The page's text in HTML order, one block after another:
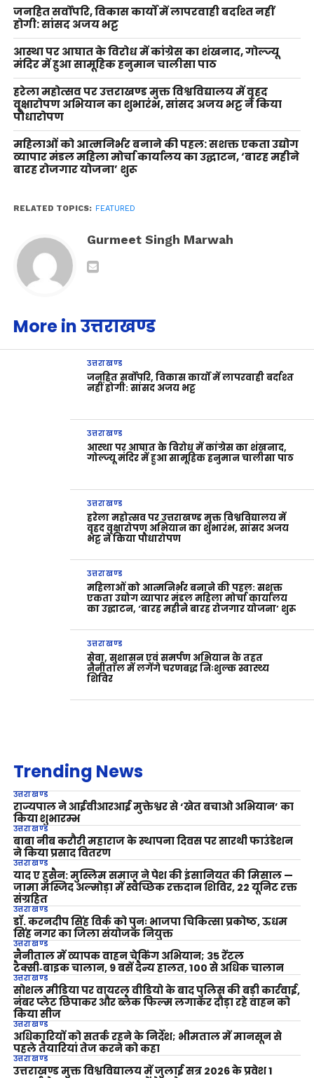
जनहित सर्वोपरि, विकास कार्यों में लापरवाही बर्दाश्त नहीं
होगी: सांसद अजय भट्ट
आस्था पर आघात के विरोध में कांग्रेस का शंखनाद, गोल्ज्यू
मंदिर में हुआ सामूहिक हनुमान चालीसा पाठ
हरेला महोत्सव पर उत्तराखण्ड मुक्त विश्वविद्यालय में वृहद
वृक्षारोपण अभियान का शुभारंभ, सांसद अजय भट्ट ने किया
पौधारोपण
महिलाओं को आत्मनिर्भर बनाने की पहल: सशक्त एकता उद्योग
व्यापार मंडल महिला मोर्चा कार्यालय का उद्घाटन, ‘बारह महीने
बारह रोजगार योजना’ शुरू
RELATED TOPICS: FEATURED
Gurmeet Singh Marwah
More in उत्तराखण्ड
उत्तराखण्ड
जनहित सर्वोपरि, विकास कार्यों में लापरवाही बर्दाश्त
नहीं होगी: सांसद अजय भट्ट
उत्तराखण्ड
आस्था पर आघात के विरोध में कांग्रेस का शंखनाद,
गोल्ज्यू मंदिर में हुआ सामूहिक हनुमान चालीसा पाठ
उत्तराखण्ड
हरेला महोत्सव पर उत्तराखण्ड मुक्त विश्वविद्यालय में
वृहद वृक्षारोपण अभियान का शुभारंभ, सांसद अजय
भट्ट ने किया पौधारोपण
उत्तराखण्ड
महिलाओं को आत्मनिर्भर बनाने की पहल: सशक्त
एकता उद्योग व्यापार मंडल महिला मोर्चा कार्यालय
का उद्घाटन, ‘बारह महीने बारह रोजगार योजना’ शुरू
उत्तराखण्ड
सेवा, सुशासन एवं समर्पण अभियान के तहत
नैनीताल में लगेंगे चरणबद्ध निःशुल्क स्वास्थ्य
शिविर
Trending News
उत्तराखण्ड
राज्यपाल ने आईवीआरआई मुक्तेश्वर से ‘खेत बचाओ अभियान’ का
किया शुभारम्भ
उत्तराखण्ड
बाबा नीब करौरी महाराज के स्थापना दिवस पर सारथी फाउंडेशन
ने किया प्रसाद वितरण
उत्तराखण्ड
याद ए हुसैन: मुस्लिम समाज ने पेश की इंसानियत की मिसाल —
जामा मस्जिद अल्मोड़ा में स्वैच्छिक रक्तदान शिविर, 22 यूनिट रक्त
संग्रहित
उत्तराखण्ड
डॉ. करनदीप सिंह विर्क को पुनः भाजपा चिकित्सा प्रकोष्ठ, ऊधम
सिंह नगर का जिला संयोजक नियुक्त
उत्तराखण्ड
नैनीताल में व्यापक वाहन चेकिंग अभियान; 35 रेंटल
टैक्सी‑बाइक चालान, 9 बसें दैन्य हालत, 100 से अधिक चालान
उत्तराखण्ड
सोशल मीडिया पर वायरल वीडियो के बाद पुलिस की बड़ी कार्रवाई,
नंबर प्लेट छिपाकर और ब्लैक फिल्म लगाकर दौड़ा रहे वाहन को
किया सीज
उत्तराखण्ड
अधिकारियों को सतर्क रहने के निर्देश; भीमताल में मानसून से
पहले तैयारियां तेज करने को कहा
उत्तराखण्ड
उत्तराखण्ड मुक्त विश्वविद्यालय में जुलाई सत्र 2026 के प्रवेश 1